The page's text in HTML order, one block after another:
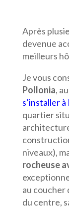
Après
devenue
meilleurs
Je vous
Pollonia,
s’installer
quartier
niveaux),
rocheuse
au coucher
du centre,